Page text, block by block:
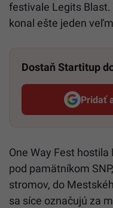
festivale Legits
konal ešte jeden
Dostaň Startitup
Pridať
One Way Fest
pod pamätníkom
stromov, do
sa síce označujú za